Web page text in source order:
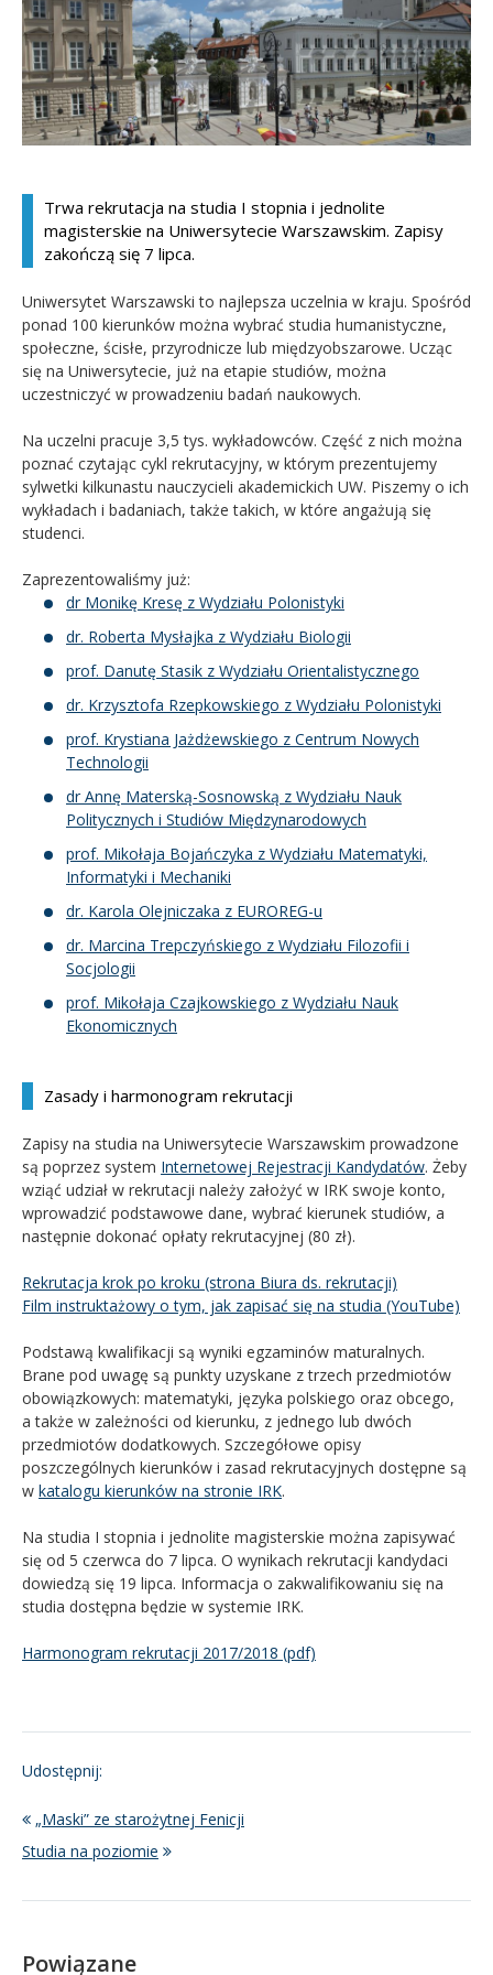
Kandydat
Absolwent
Trwa rekrutacja na studia I stopnia i jednolite
magisterskie na Uniwersytecie Warszawskim. Zapisy
zakończą się 7 lipca.
Uniwersytet Warszawski to najlepsza uczelnia w kraju. Spośród
ponad 100 kierunków można wybrać studia humanistyczne,
społeczne, ścisłe, przyrodnicze lub międzyobszarowe. Ucząc
się na Uniwersytecie, już na etapie studiów, można
uczestniczyć w prowadzeniu badań naukowych.
Na uczelni pracuje 3,5 tys. wykładowców. Część z nich można
poznać czytając cykl rekrutacyjny, w którym prezentujemy
sylwetki kilkunastu nauczycieli akademickich UW. Piszemy o ich
wykładach i badaniach, także takich, w które angażują się
studenci.
Zaprezentowaliśmy już:
dr Monikę Kresę z Wydziału Polonistyki
dr. Roberta Mysłajka z Wydziału Biologii
prof. Danutę Stasik z Wydziału Orientalistycznego
dr. Krzysztofa Rzepkowskiego z Wydziału Polonistyki
prof. Krystiana Jażdżewskiego z Centrum Nowych
Technologii
dr Annę Materską-Sosnowską z Wydziału Nauk
Politycznych i Studiów Międzynarodowych
prof. Mikołaja Bojańczyka z Wydziału Matematyki,
Informatyki i Mechaniki
dr. Karola Olejniczaka z EUROREG-u
dr. Marcina Trepczyńskiego z Wydziału Filozofii i
Socjologii
prof. Mikołaja Czajkowskiego z Wydziału Nauk
Ekonomicznych
Zasady i harmonogram rekrutacji
Zapisy na studia na Uniwersytecie Warszawskim prowadzone
są poprzez system Internetowej Rejestracji Kandydatów. Żeby
wziąć udział w rekrutacji należy założyć w IRK swoje konto,
wprowadzić podstawowe dane, wybrać kierunek studiów, a
następnie dokonać opłaty rekrutacyjnej (80 zł).
Rekrutacja krok po kroku (strona Biura ds. rekrutacji)
Film instruktażowy o tym, jak zapisać się na studia (YouTube)
Podstawą kwalifikacji są wyniki egzaminów maturalnych.
Brane pod uwagę są punkty uzyskane z trzech przedmiotów
obowiązkowych: matematyki, języka polskiego oraz obcego,
a także w zależności od kierunku, z jednego lub dwóch
przedmiotów dodatkowych. Szczegółowe opisy
poszczególnych kierunków i zasad rekrutacyjnych dostępne są
w katalogu kierunków na stronie IRK.
Na studia I stopnia i jednolite magisterskie można zapisywać
się od 5 czerwca do 7 lipca. O wynikach rekrutacji kandydaci
dowiedzą się 19 lipca. Informacja o zakwalifikowaniu się na
studia dostępna będzie w systemie IRK.
Harmonogram rekrutacji 2017/2018 (pdf)
Udostępnij:
„Maski” ze starożytnej Fenicji
Studia na poziomie
Powiązane